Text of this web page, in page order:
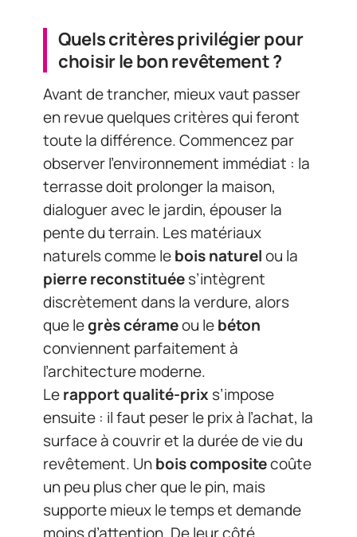
Quels critères privilégier pour
choisir le bon revêtement ?
Avant de trancher, mieux vaut passer
en revue quelques critères qui feront
toute la différence. Commencez par
observer l’environnement immédiat : la
terrasse doit prolonger la maison,
dialoguer avec le jardin, épouser la
pente du terrain. Les matériaux
naturels comme lebois naturelou la
pierre reconstituées’intègrent
discrètement dans la verdure, alors
que legrès cérameou lebéton
conviennent parfaitement à
l’architecture moderne.
Lerapport qualité-prix s’impose
ensuite : il faut peser le prix à l’achat, la
surface à couvrir et la durée de vie du
revêtement. Unbois compositecoûte
un peu plus cher que le pin, mais
supporte mieux le temps et demande